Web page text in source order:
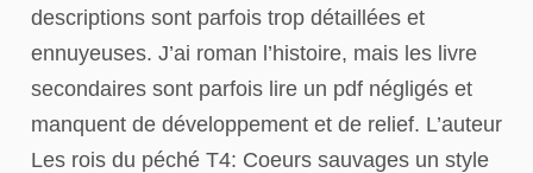
descriptions sont parfois trop détaillées et
ennuyeuses. J’ai roman l’histoire, mais les livre
secondaires sont parfois lire un pdf négligés et
manquent de développement et de relief. L’auteur
Les rois du péché T4: Coeurs sauvages un style